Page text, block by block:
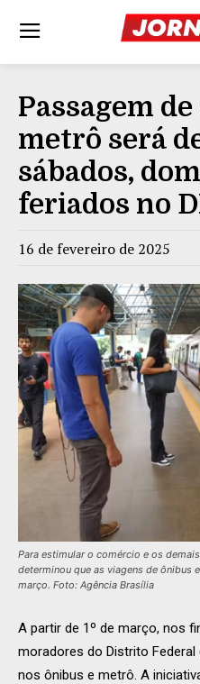
Passagem
metrô será
sábados,
feriados no
16 de fevereiro de 2025
Para estimular o comércio e os
determinou que as viagens de ônibus
março. Foto: Agência Brasília
A partir de 1º de março, nos
moradores do Distrito Federal
nos ônibus e metrô. A